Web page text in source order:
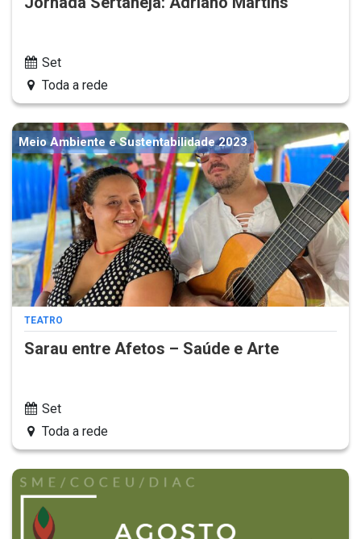
Set
Toda a rede
Meio Ambiente e Sustentabilidade 2023
TEATRO
Sarau entre Afetos – Saúde e Arte
Set
Toda a rede